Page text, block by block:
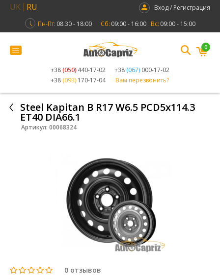
UK RU
Вход / Регистрация
Пн-Пт: 08:30 - 18:00 Сб: 09:00 - 16:00 Вс: 09:00 - 15:00
+38 (050) 440-17-02 +38 (067) 000-17-02
+38 (093) 170-17-04 Вам перезвонить?
0
Steel Kapitan B R17 W6.5 PCD5x114.3
ET40 DIA66.1
Артикул: 00068324
0 отзывов